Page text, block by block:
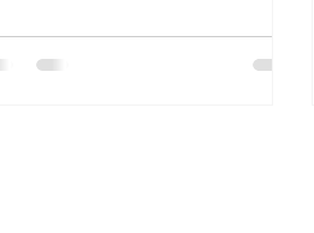
d’aquariophilie.